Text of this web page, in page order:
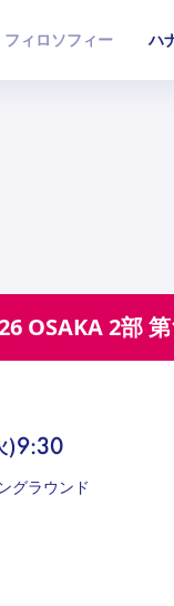
フィロソフィー ハ
OSAKA 2部
)9:30
グラウンド